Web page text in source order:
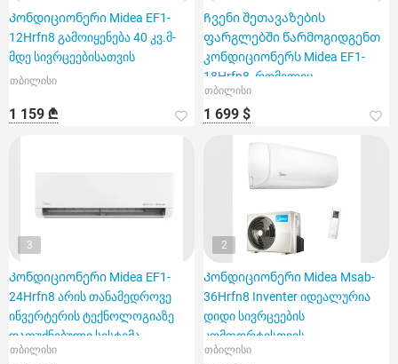
Კონდიციონერი Midea EF1-
12Hrfn8 გამოიყენება 40 კვ.მ-
მდე სივრცეებისათვის
თბილისი
1 159 ₾
Ჩვენი შეთავაზების
ფარგლებში წარმოგიდგენთ
კონდიციონერს Midea EF1-
18Hrfn8, რომელიც
განკუთვნილია 60 კვ.
თბილისი
1 699 $
3
Კონდიციონერი Midea EF1-
24Hrfn8 არის თანამედროვე
ინვერტერის ტექნოლოგიაზე
დაფუძნებული სისტემა
თბილისი
2
Კონდიციონერი Midea Msab-
36Hrfn8 Inventer იდეალურია
დიდი სივრცეების
კომფორტისთვის
თბილისი